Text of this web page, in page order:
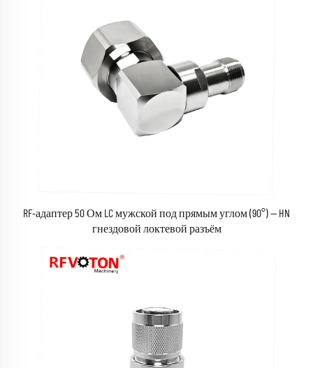
RF-адаптер 50 Ом LC мужской под прямым углом (90°) — HN
гнездовой локтевой разъём